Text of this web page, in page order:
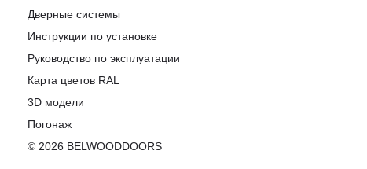
Дверные системы
Инструкции по установке
Pуководство по эксплуатации
Карта цветов RAL
3D модели
Погонаж
© 2026 BELWOODDOORS